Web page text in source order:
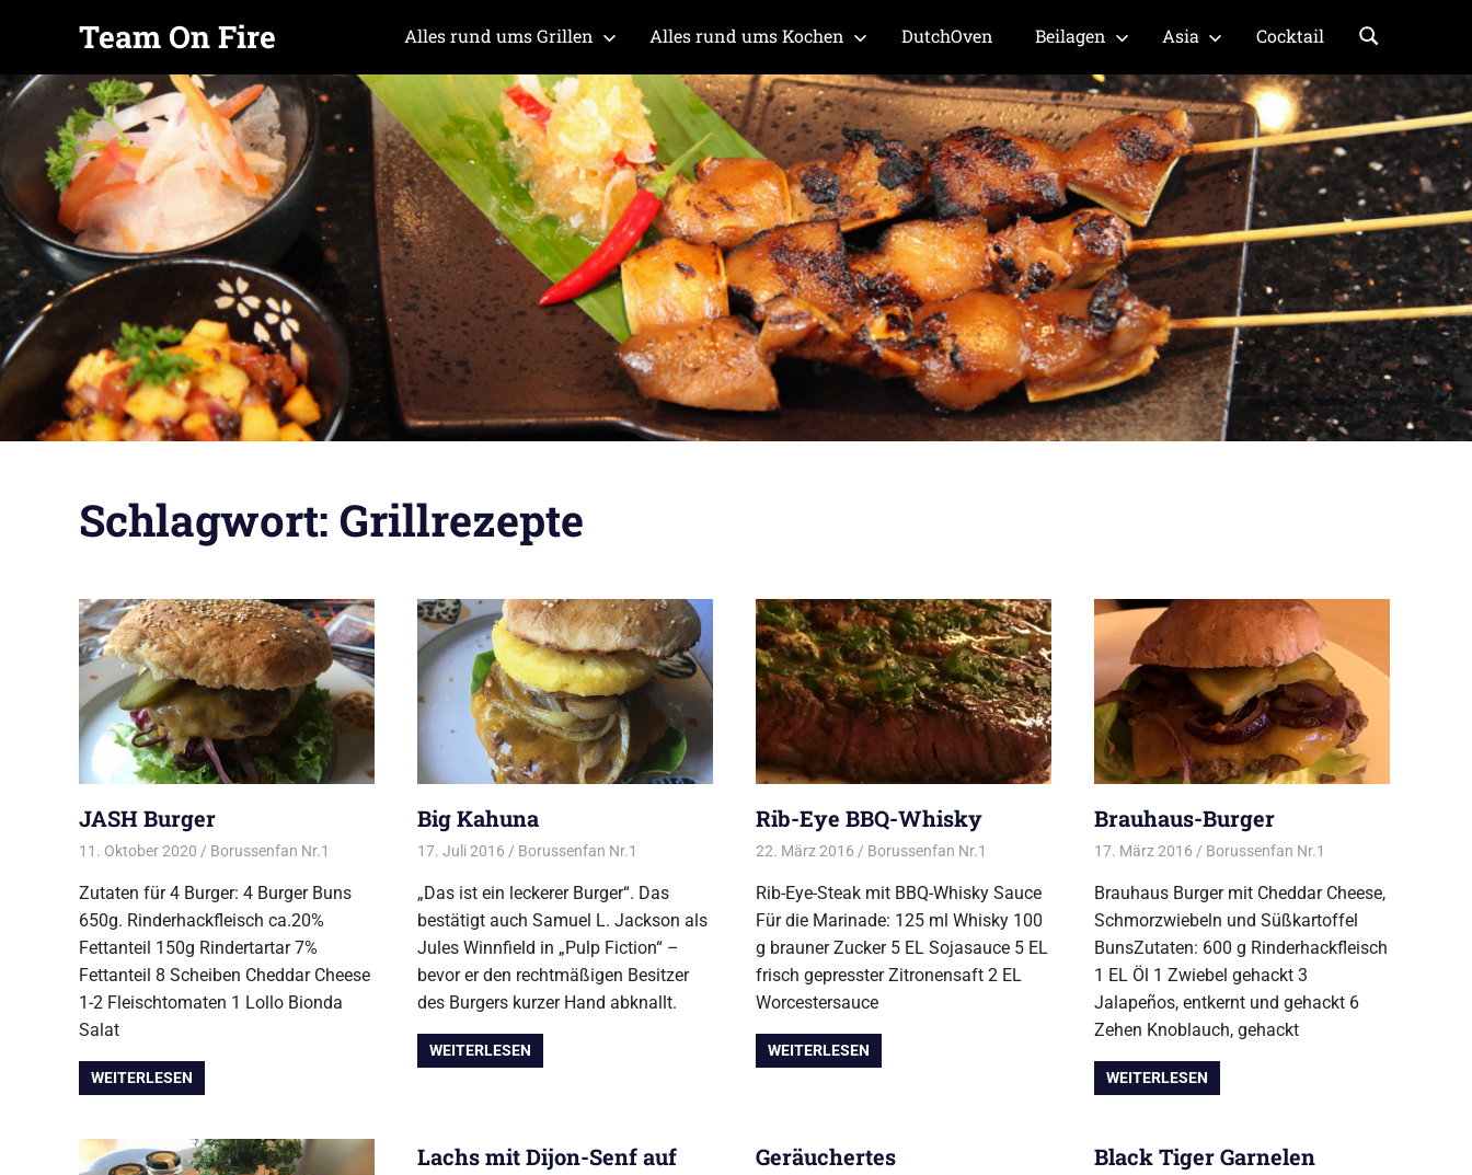
Zum
Inhalt
springen
Team On Fire
COOKING
SINCE
2015
Alles rund ums Grillen Alles rund ums Kochen DutchOven Beilagen Asia Cocktail
Schlagwort: Grillrezepte
JASH Burger
11. Oktober 2020 Borussenfan Nr.1 Alles rund ums Grillen,Burger vom Grill
Zutaten für 4 Burger: 4 Burger Buns
650g. Rinderhackfleisch ca.20%
Fettanteil 150g Rindertartar 7%
Fettanteil 8 Scheiben Cheddar Cheese
1-2 Fleischtomaten 1 Lollo Bionda
Salat
WEITERLESEN
Big Kahuna
17. Juli 2016 Borussenfan Nr.1 Alles rund ums Grillen,Burger vom Grill
„Das ist ein leckerer Burger“. Das
bestätigt auch Samuel L. Jackson als
Jules Winnfield in „Pulp Fiction“ –
bevor er den rechtmäßigen Besitzer
des Burgers kurzer Hand abknallt.
WEITERLESEN
Rib-Eye BBQ-Whisky
22. März 2016 Borussenfan Nr.1 Alles rund ums Grillen,Steak vom Grill
Rib-Eye-Steak mit BBQ-Whisky Sauce
Für die Marinade: 125 ml Whisky 100
g brauner Zucker 5 EL Sojasauce 5 EL
frisch gepresster Zitronensaft 2 EL
Worcestersauce
WEITERLESEN
Brauhaus-Burger
17. März 2016 Borussenfan Nr.1
Grill
Brauhaus Burger mit Cheddar Cheese,
Schmorzwiebeln und Süßkartoffel
BunsZutaten: 600 g Rinderhackfleisch
1 EL Öl 1 Zwiebel gehackt 3
Jalapeños, entkernt und gehackt 6
Zehen Knoblauch, gehackt
WEITERLESEN
Lachs mit Dijon-Senf auf
Geräuchertes
Black Tiger Garnelen